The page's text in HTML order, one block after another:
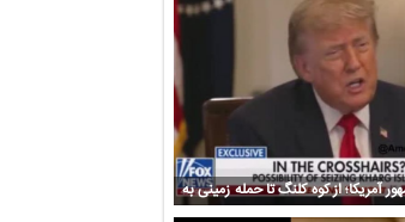
آمریکا؛ از کوه کلنگ تا حمله زمینی به